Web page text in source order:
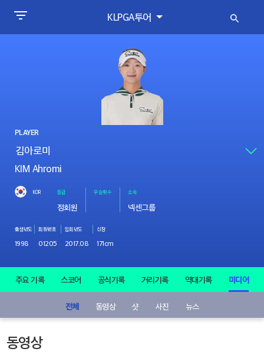
KLPGA투어
PLAYER
KIM Ahromi
KOR 등급
정회원
우승횟수 소속
넥센그룹
출생년도
1998
회원번호
01205
입회년도
2017.08
신장
171cm
주요 기록 스코어 공식기록 거리기록 역대기록 미디어
전체 동영상 샷 사진 뉴스
동영상